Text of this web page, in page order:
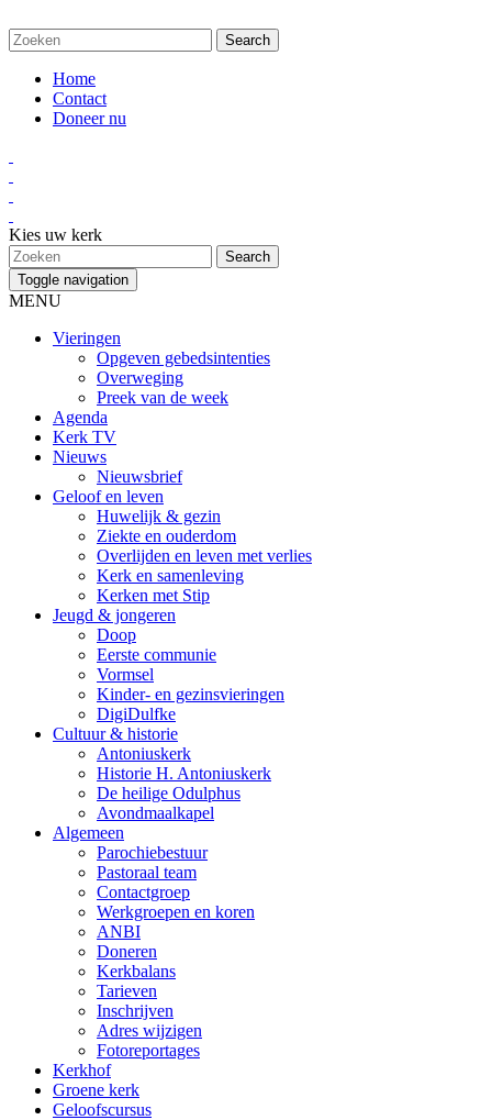
Home
Contact
Doneer nu
Kies uw kerk
Toggle navigation
MENU
Vieringen
Opgeven gebedsintenties
Overweging
Preek van de week
Agenda
Kerk TV
Nieuws
Nieuwsbrief
Geloof en leven
Huwelijk & gezin
Ziekte en ouderdom
Overlijden en leven met verlies
Kerk en samenleving
Kerken met Stip
Jeugd & jongeren
Doop
Eerste communie
Vormsel
Kinder- en gezinsvieringen
DigiDulfke
Cultuur & historie
Antoniuskerk
Historie H. Antoniuskerk
De heilige Odulphus
Avondmaalkapel
Algemeen
Parochiebestuur
Pastoraal team
Contactgroep
Werkgroepen en koren
ANBI
Doneren
Kerkbalans
Tarieven
Inschrijven
Adres wijzigen
Fotoreportages
Kerkhof
Groene kerk
Geloofscursus